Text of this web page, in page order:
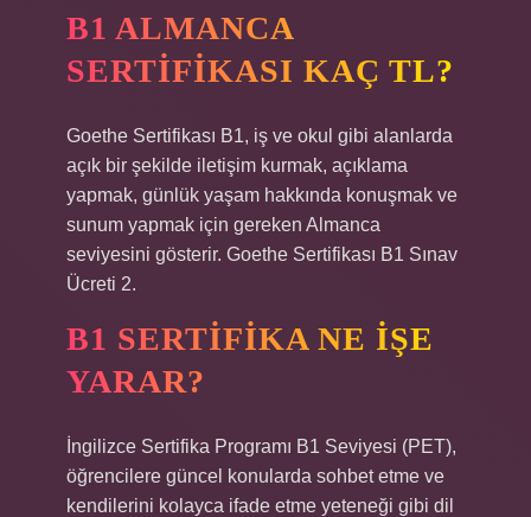
B1 ALMANCA
SERTIFIKASI KAÇ TL?
Goethe Sertifikası B1, iş ve okul gibi alanlarda
açık bir şekilde iletişim kurmak, açıklama
yapmak, günlük yaşam hakkında konuşmak ve
sunum yapmak için gereken Almanca
seviyesini gösterir. Goethe Sertifikası B1 Sınav
Ücreti 2.
B1 SERTIFIKA NE IŞE
YARAR?
İngilizce Sertifika Programı B1 Seviyesi (PET),
öğrencilere güncel konularda sohbet etme ve
kendilerini kolayca ifade etme yeteneği gibi dil